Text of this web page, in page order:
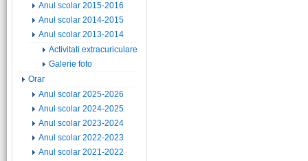
Anul scolar 2015-2016
Anul scolar 2014-2015
Anul scolar 2013-2014
Activitati extracuriculare
Galerie foto
Orar
Anul scolar 2025-2026
Anul scolar 2024-2025
Anul scolar 2023-2024
Anul scolar 2022-2023
Anul scolar 2021-2022